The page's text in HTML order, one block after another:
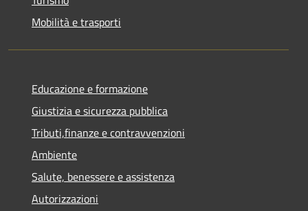
Mobilità e trasporti
Educazione e formazione
Giustizia e sicurezza pubblica
Tributi,finanze e contravvenzioni
Ambiente
Salute, benessere e assistenza
Autorizzazioni